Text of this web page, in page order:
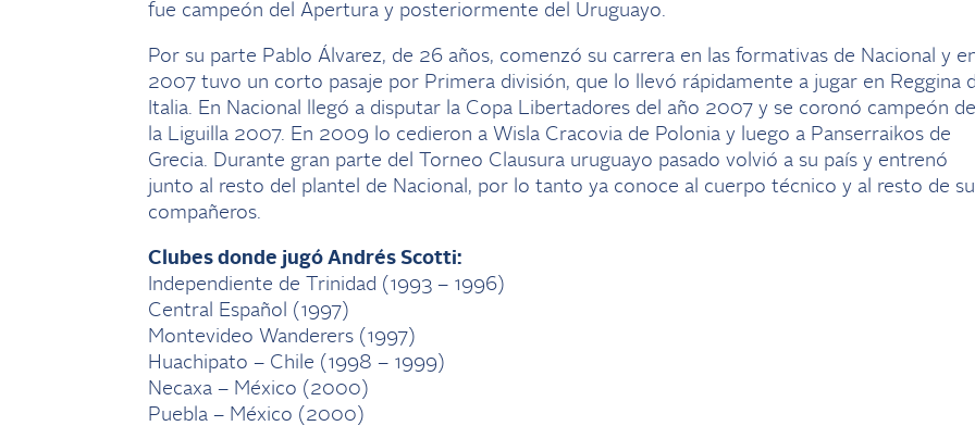
fue campeón del Apertura y posteriormente del Uruguayo.
Por su parte Pablo Álvarez, de 26 años, comenzó su carrera en las formativas de Nacional y
2007 tuvo un corto pasaje por Primera división, que lo llevó rápidamente a jugar en Reggina
Italia. En Nacional llegó a disputar la Copa Libertadores del año 2007 y se coronó campeón de
la Liguilla 2007. En 2009 lo cedieron a Wisla Cracovia de Polonia y luego a Panserraikos de
Grecia. Durante gran parte del Torneo Clausura uruguayo pasado volvió a su país y entrenó
junto al resto del plantel de Nacional, por lo tanto ya conoce al cuerpo técnico y al resto de
compañeros.
Clubes donde jugó Andrés Scotti:
Independiente de Trinidad (1993 – 1996)
Central Español (1997)
Montevideo Wanderers (1997)
Huachipato – Chile (1998 – 1999)
Necaxa – México (2000)
Puebla – México (2000)